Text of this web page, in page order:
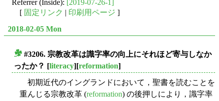
Referrer (Inside):
[2019-07-26-1]
[ 固定リンク | 印刷用ページ ]
2018-02-05 Mon
#3206. 宗教改革は識字率の向上にそれほど寄与しなか
ったか？ [literacy][reformation]
初期近代のイングランドにおいて，聖書を読むことを
重んじる宗教改革 (reformation) の後押しにより，識字率